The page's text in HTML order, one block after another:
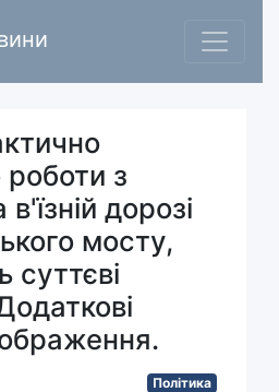
з
дорозі
мосту,
суттєві
Політика